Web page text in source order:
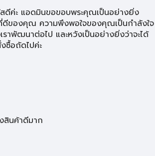
ดีค่ะ แอดมินขอขอบพระคุณเป็นอย่างยิ่ง
ที่ดีของคุณ ความพึงพอใจของคุณเป็นกำลังใจ
าพัฒนาต่อไป และหวังเป็นอย่างยิ่งว่าจะได้
ซื้อถัดไปค่ะ
สินค้าดีมาก